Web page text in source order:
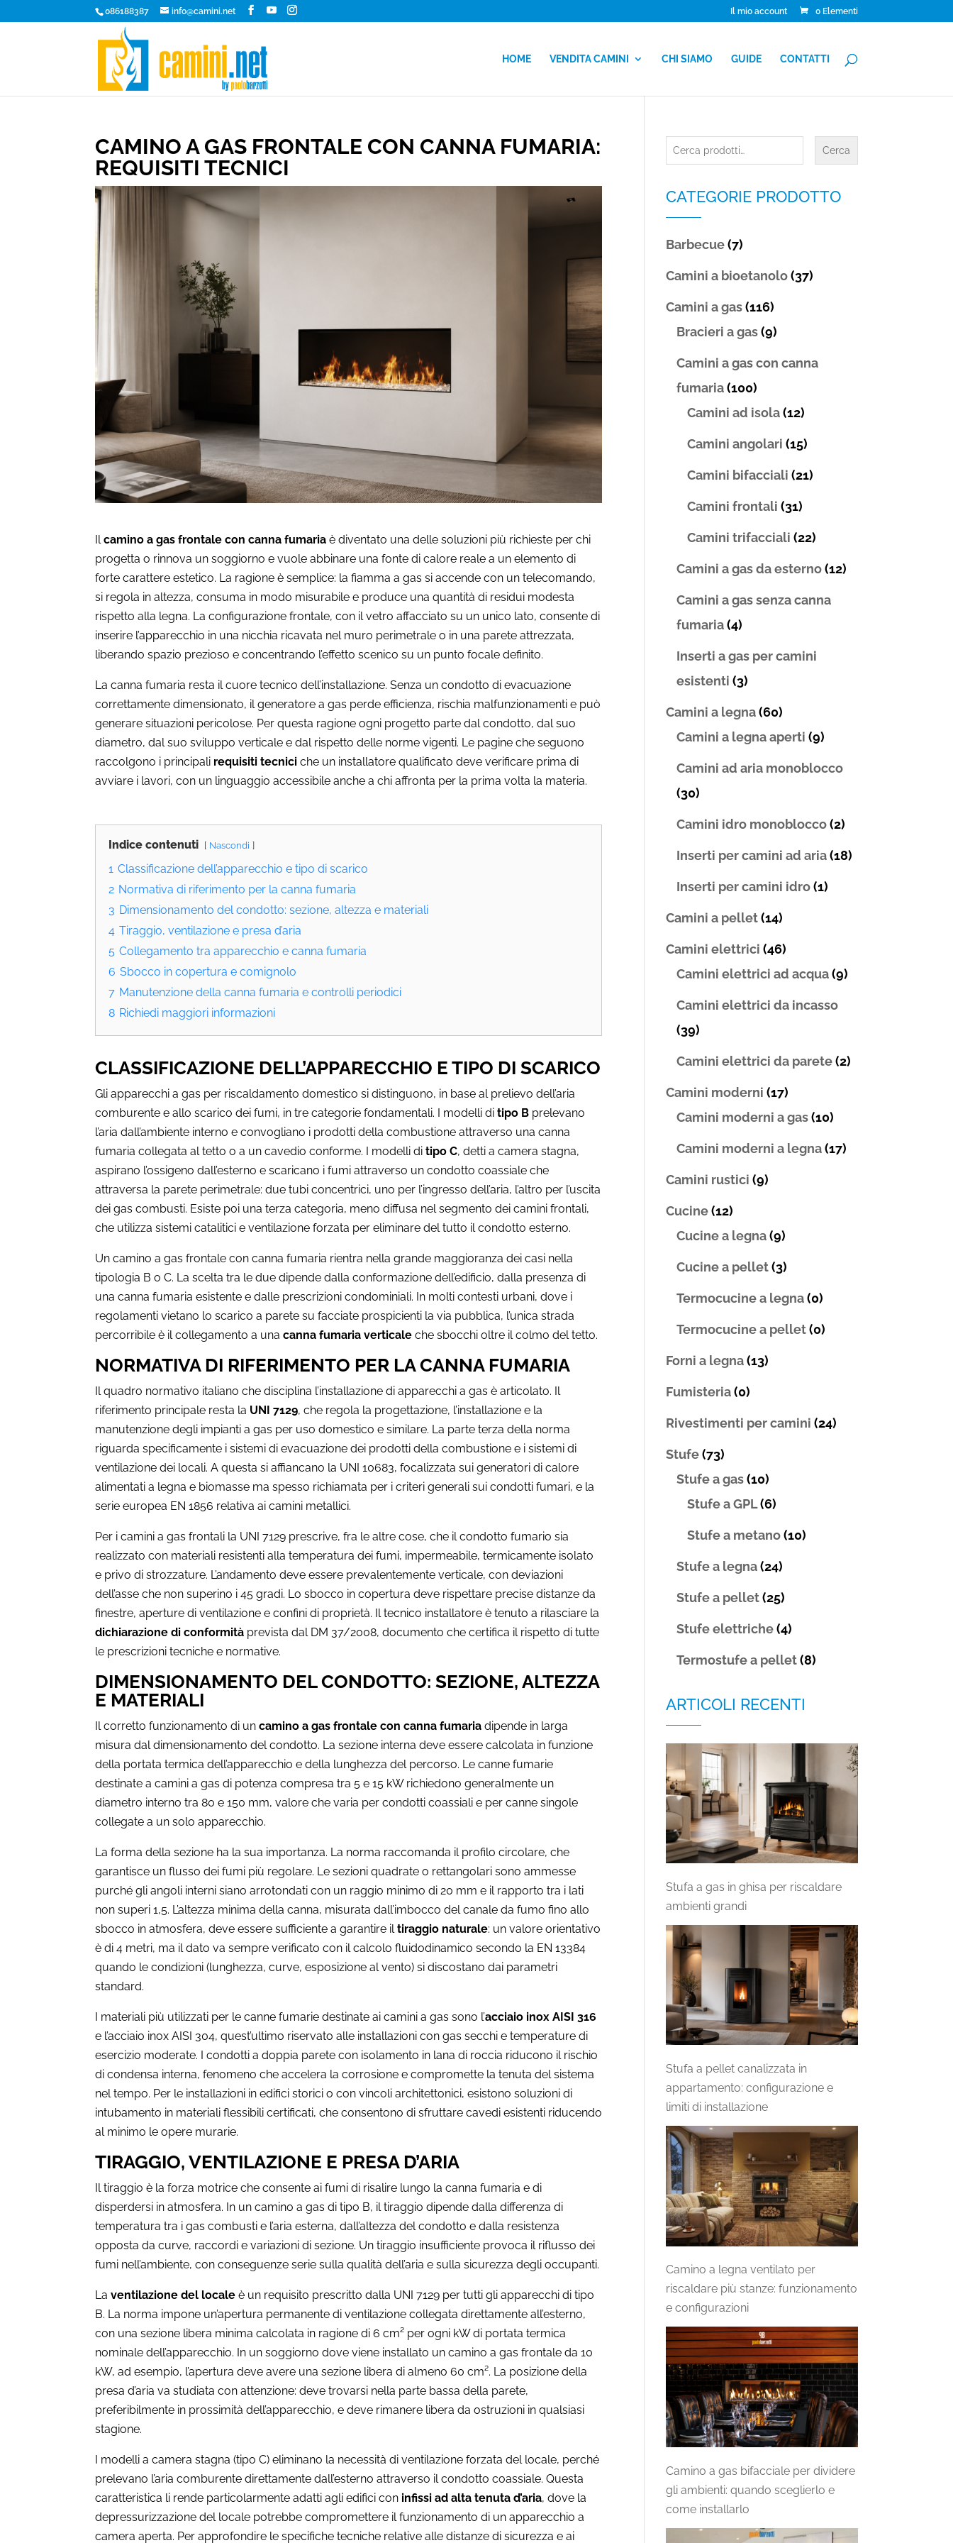
086188387 info@camini.net Il mio account 0 Elementi
HOME VENDITA CAMINI CHI SIAMO GUIDE CONTATTI
CAMINO A GAS FRONTALE CON CANNA FUMARIA:
REQUISITI TECNICI
Ilcamino a gas frontale con canna fumaria è diventato una delle soluzioni più richieste per chi
progetta o rinnova un soggiorno e vuole abbinare una fonte di calore reale a un elemento di
forte carattere estetico. La ragione è semplice: la fiamma a gas si accende con un telecomando,
si regola in altezza, consuma in modo misurabile e produce una quantità di residui modesta
rispetto alla legna. La configurazione frontale, con il vetro affacciato su un unico lato, consente di
inserire l’apparecchio in una nicchia ricavata nel muro perimetrale o in una parete attrezzata,
liberando spazio prezioso e concentrando l’effetto scenico su un punto focale definito.
La canna fumaria resta il cuore tecnico dell’installazione. Senza un condotto di evacuazione
correttamente dimensionato, il generatore a gas perde efficienza, rischia malfunzionamenti e può
generare situazioni pericolose. Per questa ragione ogni progetto parte dal condotto, dal suo
diametro, dal suo sviluppo verticale e dal rispetto delle norme vigenti. Le pagine che seguono
raccolgono i principali requisiti tecnici che un installatore qualificato deve verificare prima di
avviare i lavori, con un linguaggio accessibile anche a chi affronta per la prima volta la materia.
Indice contenuti Nascondi
1 Classificazione dell’apparecchio e tipo di scarico
2 Normativa di riferimento per la canna fumaria
3 Dimensionamento del condotto: sezione, altezza e materiali
4 Tiraggio, ventilazione e presa d’aria
5 Collegamento tra apparecchio e canna fumaria
6 Sbocco in copertura e comignolo
7 Manutenzione della canna fumaria e controlli periodici
8 Richiedi maggiori informazioni
CLASSIFICAZIONE DELL’APPARECCHIO E TIPO DI SCARICO
Gli apparecchi a gas per riscaldamento domestico si distinguono, in base al prelievo dell’aria
comburente e allo scarico dei fumi, in tre categorie fondamentali. I modelli ditipo B prelevano
l’aria dall’ambiente interno e convogliano i prodotti della combustione attraverso una canna
fumaria collegata al tetto o a un cavedio conforme. I modelli ditipo C, detti a camera stagna,
aspirano l’ossigeno dall’esterno e scaricano i fumi attraverso un condotto coassiale che
attraversa la parete perimetrale: due tubi concentrici, uno per l’ingresso dell’aria, l’altro per l’uscita
dei gas combusti. Esiste poi una terza categoria, meno diffusa nel segmento dei camini frontali,
che utilizza sistemi catalitici e ventilazione forzata per eliminare del tutto il condotto esterno.
Un camino a gas frontale con canna fumaria rientra nella grande maggioranza dei casi nella
tipologia B o C. La scelta tra le due dipende dalla conformazione dell’edificio, dalla presenza di
una canna fumaria esistente e dalle prescrizioni condominiali. In molti contesti urbani, dove i
regolamenti vietano lo scarico a parete su facciate prospicienti la via pubblica, l’unica strada
percorribile è il collegamento a unacanna fumaria verticale che sbocchi oltre il colmo del tetto.
NORMATIVA DI RIFERIMENTO PER LA CANNA FUMARIA
Il quadro normativo italiano che disciplina l’installazione di apparecchi a gas è articolato. Il
riferimento principale resta la UNI 7129, che regola la progettazione, l’installazione e la
manutenzione degli impianti a gas per uso domestico e similare. La parte terza della norma
riguarda specificamente i sistemi di evacuazione dei prodotti della combustione e i sistemi di
ventilazione dei locali. A questa si affiancano la UNI 10683, focalizzata sui generatori di calore
alimentati a legna e biomasse ma spesso richiamata per i criteri generali sui condotti fumari, e la
serie europea EN 1856 relativa ai camini metallici.
Per i camini a gas frontali la UNI 7129 prescrive, fra le altre cose, che il condotto fumario sia
realizzato con materiali resistenti alla temperatura dei fumi, impermeabile, termicamente isolato
e privo di strozzature. L’andamento deve essere prevalentemente verticale, con deviazioni
dell’asse che non superino i 45 gradi. Lo sbocco in copertura deve rispettare precise distanze da
finestre, aperture di ventilazione e confini di proprietà. Il tecnico installatore è tenuto a rilasciare la
dichiarazione di conformità prevista dal DM 37/2008, documento che certifica il rispetto di tutte
le prescrizioni tecniche e normative.
DIMENSIONAMENTO DEL CONDOTTO: SEZIONE, ALTEZZA
E MATERIALI
Il corretto funzionamento di uncamino a gas frontale con canna fumaria dipende in larga
misura dal dimensionamento del condotto. La sezione interna deve essere calcolata in funzione
della portata termica dell’apparecchio e della lunghezza del percorso. Le canne fumarie
destinate a camini a gas di potenza compresa tra 5 e 15 kW richiedono generalmente un
diametro interno tra 80 e 150 mm, valore che varia per condotti coassiali e per canne singole
collegate a un solo apparecchio.
La forma della sezione ha la sua importanza. La norma raccomanda il profilo circolare, che
garantisce un flusso dei fumi più regolare. Le sezioni quadrate o rettangolari sono ammesse
purché gli angoli interni siano arrotondati con un raggio minimo di 20 mm e il rapporto tra i lati
non superi 1,5. L’altezza minima della canna, misurata dall’imbocco del canale da fumo fino allo
sbocco in atmosfera, deve essere sufficiente a garantire iltiraggio naturale: un valore orientativo
è di 4 metri, ma il dato va sempre verificato con il calcolo fluidodinamico secondo la EN 13384
quando le condizioni (lunghezza, curve, esposizione al vento) si discostano dai parametri
standard.
I materiali più utilizzati per le canne fumarie destinate ai camini a gas sono l’acciaio inox AISI 316
e l’acciaio inox AISI 304, quest’ultimo riservato alle installazioni con gas secchi e temperature di
esercizio moderate. I condotti a doppia parete con isolamento in lana di roccia riducono il rischio
di condensa interna, fenomeno che accelera la corrosione e compromette la tenuta del sistema
nel tempo. Per le installazioni in edifici storici o con vincoli architettonici, esistono soluzioni di
intubamento in materiali flessibili certificati, che consentono di sfruttare cavedi esistenti riducendo
al minimo le opere murarie.
TIRAGGIO, VENTILAZIONE E PRESA D’ARIA
Il tiraggio è la forza motrice che consente ai fumi di risalire lungo la canna fumaria e di
disperdersi in atmosfera. In un camino a gas di tipo B, il tiraggio dipende dalla differenza di
temperatura tra i gas combusti e l’aria esterna, dall’altezza del condotto e dalla resistenza
opposta da curve, raccordi e variazioni di sezione. Un tiraggio insufficiente provoca il riflusso dei
fumi nell’ambiente, con conseguenze serie sulla qualità dell’aria e sulla sicurezza degli occupanti.
Laventilazione del locale è un requisito prescritto dalla UNI 7129 per tutti gli apparecchi di tipo
B. La norma impone un’apertura permanente di ventilazione collegata direttamente all’esterno,
con una sezione libera minima calcolata in ragione di 6 cm² per ogni kW di portata termica
nominale dell’apparecchio. In un soggiorno dove viene installato un camino a gas frontale da 10
kW, ad esempio, l’apertura deve avere una sezione libera di almeno 60 cm². La posizione della
presa d’aria va studiata con attenzione: deve trovarsi nella parte bassa della parete,
preferibilmente in prossimità dell’apparecchio, e deve rimanere libera da ostruzioni in qualsiasi
stagione.
I modelli a camera stagna (tipo C) eliminano la necessità di ventilazione forzata del locale, perché
prelevano l’aria comburente direttamente dall’esterno attraverso il condotto coassiale. Questa
caratteristica li rende particolarmente adatti agli edifici con infissi ad alta tenuta d’aria, dove la
depressurizzazione del locale potrebbe compromettere il funzionamento di un apparecchio a
camera aperta. Per approfondire le specifiche tecniche relative alle distanze di sicurezza e ai
Cerca: Cerca
CATEGORIE PRODOTTO
Barbecue (7)
Camini a bioetanolo (37)
Camini a gas (116)
Bracieri a gas (9)
Camini a gas con canna
fumaria (100)
Camini ad isola (12)
Camini angolari (15)
Camini bifacciali (21)
Camini frontali (31)
Camini trifacciali (22)
Camini a gas da esterno (12)
Camini a gas senza canna
fumaria (4)
Inserti a gas per camini
esistenti (3)
Camini a legna (60)
Camini a legna aperti (9)
Camini ad aria monoblocco
(30)
Camini idro monoblocco (2)
Inserti per camini ad aria (18)
Inserti per camini idro (1)
Camini a pellet (14)
Camini elettrici (46)
Camini elettrici ad acqua (9)
Camini elettrici da incasso
(39)
Camini elettrici da parete (2)
Camini moderni (17)
Camini moderni a gas (10)
Camini moderni a legna (17)
Camini rustici (9)
Cucine (12)
Cucine a legna (9)
Cucine a pellet (3)
Termocucine a legna (0)
Termocucine a pellet (0)
Forni a legna (13)
Fumisteria (0)
Rivestimenti per camini (24)
Stufe (73)
Stufe a gas (10)
Stufe a GPL (6)
Stufe a metano (10)
Stufe a legna (24)
Stufe a pellet (25)
Stufe elettriche (4)
Termostufe a pellet (8)
ARTICOLI RECENTI
Stufa a gas in ghisa per riscaldare
ambienti grandi
Stufa a pellet canalizzata in
appartamento: configurazione e
limiti di installazione
Camino a legna ventilato per
riscaldare più stanze: funzionamento
e configurazioni
Camino a gas bifacciale per dividere
gli ambienti: quando sceglierlo e
come installarlo